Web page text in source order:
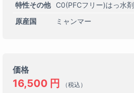
特性その他
C0(PFCフリー)はっ水剤
原産国
ミャンマー
価格
16,500 円 （税込）